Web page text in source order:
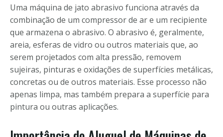
Uma máquina de jato abrasivo funciona através da
combinação de um compressor de ar e um recipiente
que armazena o abrasivo. O abrasivo é, geralmente,
areia, esferas de vidro ou outros materiais que, ao
serem projetados com alta pressão, removem
sujeiras, pinturas e oxidações de superfícies metálicas,
concretas ou de outros materiais. Esse processo não
apenas limpa, mas também prepara a superfície para
pintura ou outras aplicações.